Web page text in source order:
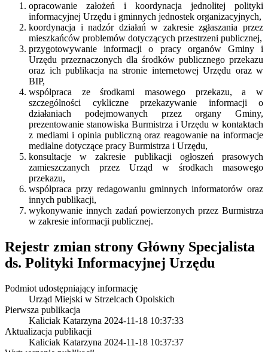
opracowanie założeń i koordynacja jednolitej polityki
informacyjnej Urzędu i gminnych jednostek organizacyjnych,
koordynacja i nadzór działań w zakresie zgłaszania przez
mieszkańców problemów dotyczących przestrzeni publicznej,
przygotowywanie informacji o pracy organów Gminy i
Urzędu przeznaczonych dla środków publicznego przekazu
oraz ich publikacja na stronie internetowej Urzędu oraz w
BIP,
współpraca ze środkami masowego przekazu, a w
szczególności cykliczne przekazywanie informacji o
działaniach podejmowanych przez organy Gminy,
prezentowanie stanowiska Burmistrza i Urzędu w kontaktach
z mediami i opinia publiczną oraz reagowanie na informacje
medialne dotyczące pracy Burmistrza i Urzędu,
konsultacje w zakresie publikacji ogłoszeń prasowych
zamieszczanych przez Urząd w środkach masowego
przekazu,
współpraca przy redagowaniu gminnych informatorów oraz
innych publikacji,
wykonywanie innych zadań powierzonych przez Burmistrza
w zakresie informacji publicznej.
Rejestr zmian strony Główny Specjalista
ds. Polityki Informacyjnej Urzędu
Podmiot udostępniający informację
Urząd Miejski w Strzelcach Opolskich
Pierwsza publikacja
Kaliciak Katarzyna 2024-11-18 10:37:33
Aktualizacja publikacji
Kaliciak Katarzyna 2024-11-18 10:37:37